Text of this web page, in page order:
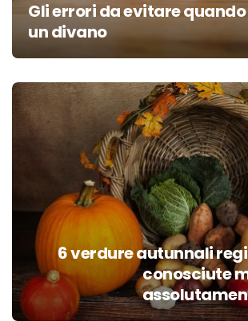
Gli errori da evitare
un divano
6 verdure autunnali
conosciute